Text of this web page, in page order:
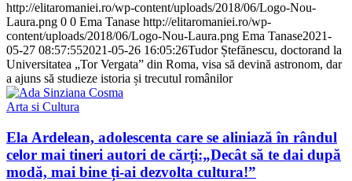
http://elitaromaniei.ro/wp-content/uploads/2018/06/Logo-Nou-
Laura.png 0 0 Ema Tanase http://elitaromaniei.ro/wp-
content/uploads/2018/06/Logo-Nou-Laura.png Ema Tanase2021-
05-27 08:57:552021-05-26 16:05:26Tudor Ștefănescu, doctorand la
Universitatea „Tor Vergata” din Roma, visa să devină astronom, dar
a ajuns să studieze istoria și trecutul românilor
Arta si Cultura
Ela Ardelean, adolescenta care se aliniază în rândul
celor mai tineri autori de cărți:„Decât să te dai după
modă, mai bine ți-ai dezvolta cultura!”